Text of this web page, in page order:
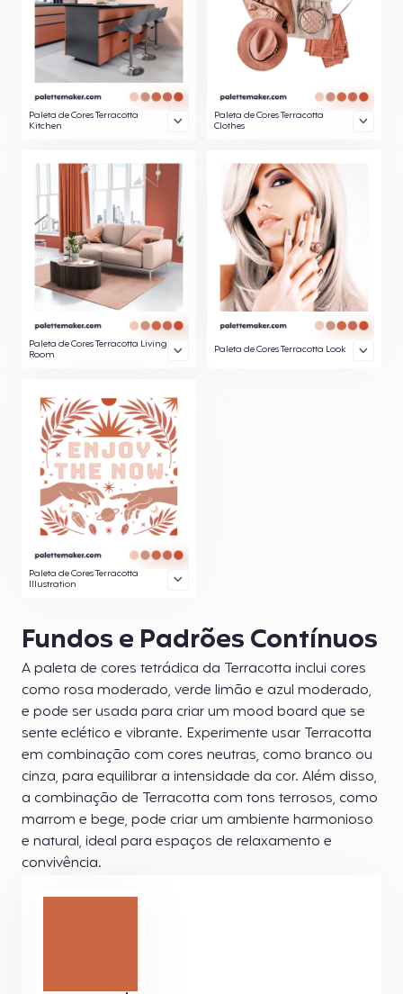
Paleta de Cores Terracotta
Kitchen
Paleta de Cores Terracotta
Clothes
Paleta de Cores Terracotta Living
Room
Paleta de Cores Terracotta Look
Paleta de Cores Terracotta
Illustration
Fundos e Padrões Contínuos
A paleta de cores tetrádica da Terracotta inclui cores
como rosa moderado, verde limão e azul moderado,
e pode ser usada para criar um mood board que se
sente eclético e vibrante. Experimente usar Terracotta
em combinação com cores neutras, como branco ou
cinza, para equilibrar a intensidade da cor. Além disso,
a combinação de Terracotta com tons terrosos, como
marrom e bege, pode criar um ambiente harmonioso
e natural, ideal para espaços de relaxamento e
convivência.